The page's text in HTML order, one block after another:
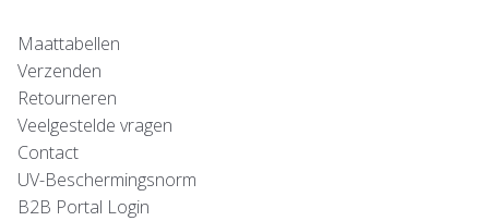
Maattabellen
Verzenden
Retourneren
Veelgestelde vragen
Contact
UV-Beschermingsnorm
B2B Portal Login